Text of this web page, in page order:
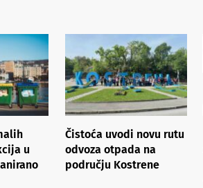
u
Čistoća uvodi novu rutu
odvoza otpada na
području Kostrene